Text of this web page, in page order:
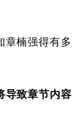
章楠强得有多
导致章节内容